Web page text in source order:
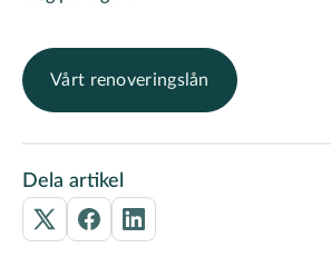
Vårt renoveringslån
Dela artikel